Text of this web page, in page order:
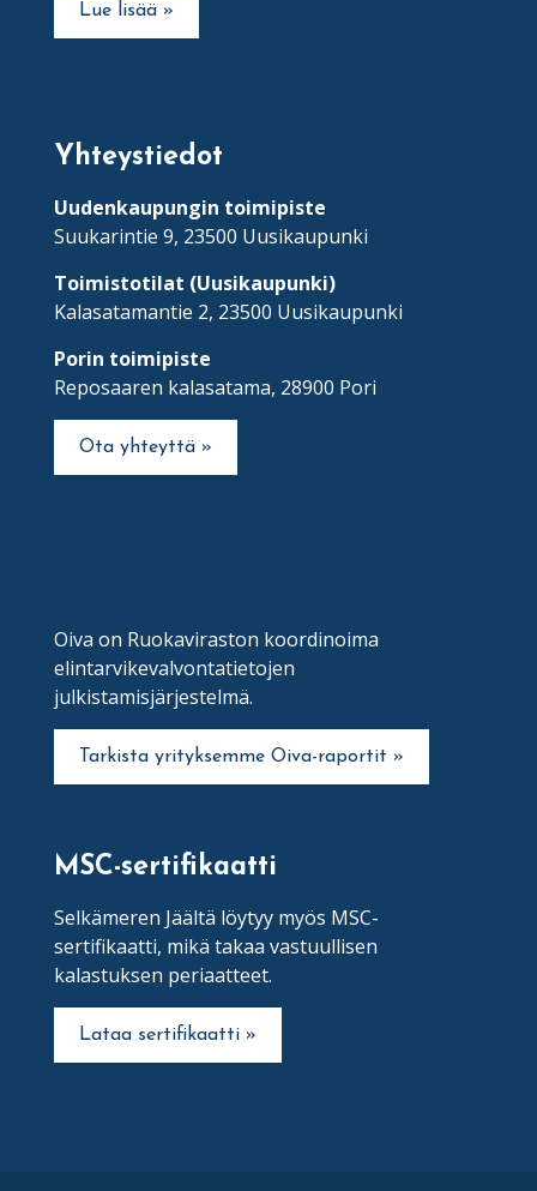
Lue lisää »
Yhteystiedot
Uudenkaupungin toimipiste
Suukarintie 9, 23500 Uusikaupunki
Toimistotilat (Uusikaupunki)
Kalasatamantie 2, 23500 Uusikaupunki
Porin toimipiste
Reposaaren kalasatama, 28900 Pori
Ota yhteyttä »
Oiva on Ruokaviraston koordinoima
elintarvikevalvontatietojen
julkistamisjärjestelmä.
Tarkista yrityksemme Oiva-raportit »
MSC-sertifikaatti
Selkämeren Jäältä löytyy myös MSC-
sertifikaatti, mikä takaa vastuullisen
kalastuksen periaatteet.
Lataa sertifikaatti »